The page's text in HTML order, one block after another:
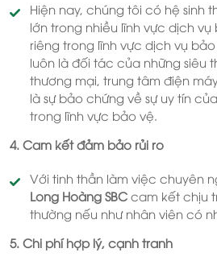
Hiện nay, chúng tôi có hệ sinh
lớn trong nhiều lĩnh vực dịch
riêng trong lĩnh vực dịch vụ
luôn là đối tác của những siêu
thương mại, trung tâm điện
là sự bảo chứng về sự uy tín của
trong lĩnh vực bảo vệ.
4. Cam kết đảm bảo rủi ro
Với tinh thần làm việc chuyên
Long Hoàng SBC cam kết chịu
thường nếu như nhân viên có
5. Chi phí hợp lý, cạnh tranh